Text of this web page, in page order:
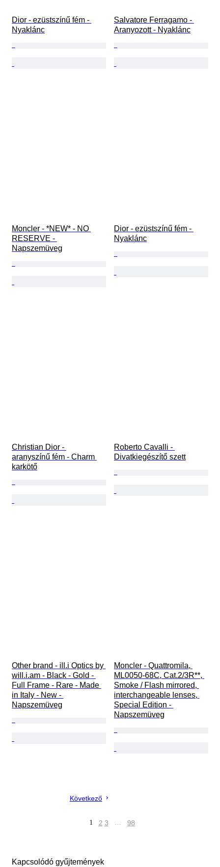
Dior - ezüstszínű fém -
Nyaklánc
Salvatore Ferragamo -
Aranyozott - Nyaklánc
Moncler - *NEW* - NO
RESERVE -
Napszemüveg
Dior - ezüstszínű fém -
Nyaklánc
Christian Dior -
aranyszínű fém - Charm
karkötő
Roberto Cavalli -
Divatkiegészítő szett
Other brand - ill.i Optics by
will.i.am - Black - Gold -
Full Frame - Rare - Made
in Italy - New -
Napszemüveg
Moncler - Quattromila,
ML0050-68C, Cat.2/3R**,
Smoke / Flash mirrored,
interchangeable lenses,
Special Edition -
Napszemüveg
Következő
1 2 3 … 98
Kapcsolódó gyűjtemények